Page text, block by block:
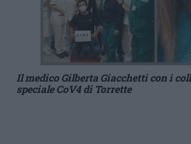
Il medico Gilberta Giacchetti con i
speciale CoV4 di Torrette